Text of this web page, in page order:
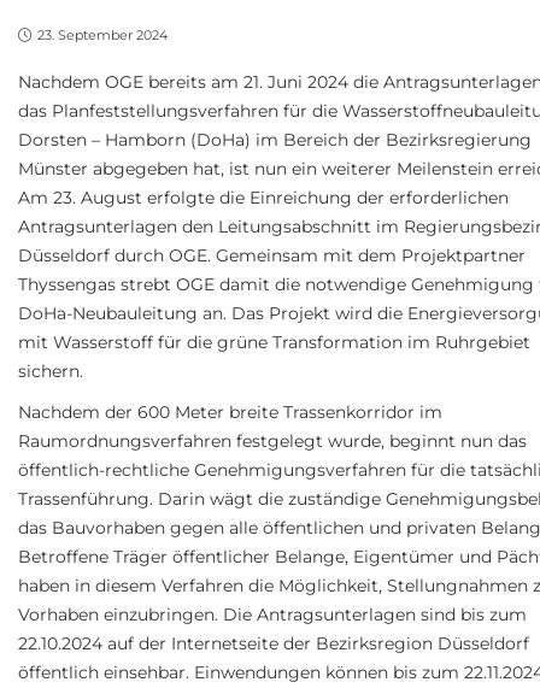
23. September 2024
Nachdem OGE bereits am 21. Juni 2024 die
das Planfeststellungsverfahren für die
Dorsten – Hamborn (DoHa) im Bereich der Bezirksregierung
Münster abgegeben hat, ist nun ein weiterer Meilenstein
Am 23. August erfolgte die Einreichung der erforderlichen
Antragsunterlagen den Leitungsabschnitt im
Düsseldorf durch OGE. Gemeinsam mit dem Projektpartner
Thyssengas strebt OGE damit die notwendige Genehmigung
DoHa-Neubauleitung an. Das Projekt wird die
mit Wasserstoff für die grüne Transformation im Ruhrgebiet
sichern.
Nachdem der 600 Meter breite Trassenkorridor im
Raumordnungsverfahren festgelegt wurde, beginnt nun das
öffentlich-rechtliche Genehmigungsverfahren für die
Trassenführung. Darin wägt die zuständige
das Bauvorhaben gegen alle öffentlichen und privaten
Betroffene Träger öffentlicher Belange, Eigentümer und
haben in diesem Verfahren die Möglichkeit, Stellungnahmen
Vorhaben einzubringen. Die Antragsunterlagen sind bis zum
22.10.2024 auf der Internetseite der Bezirksregion Düsseldorf
öffentlich einsehbar. Einwendungen können bis zum